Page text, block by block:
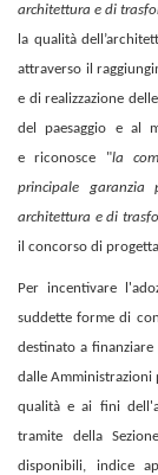
architettura e di
la qualità
attraverso il
e di realizzazione
del paesaggio e al
ericonosce "la
principale
architettura e di
il concorso di
Per incentivare
suddette forme di
destinato a
dalle
qualità eai fini
tramite della
disponibili, indice